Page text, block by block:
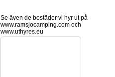
Se även de bostäder vi hyr ut på
www.ramsjocamping.com och
www.uthyres.eu